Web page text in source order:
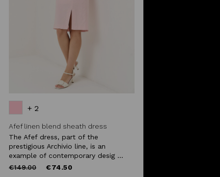
+ 2
Afef linen blend sheath dress
The Afef dress, part of the
prestigious Archivio line, is an
example of contemporary desig ...
Price
€149.00to €74.50